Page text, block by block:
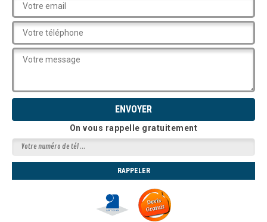
On vous rappelle gratuitement